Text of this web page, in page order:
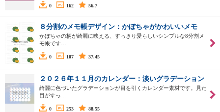
0 162 56.7
８分割のメモ帳デザイン：かぼちゃがかわいいメモ
かぼちゃの柄が綺麗に映える、すっきり愛らしいシンプルな8分割メ
モ帳です…
0 107 37.45
２０２６年１１月のカレンダー：淡いグラデーション
綺麗に色づいたグラデーションが目を引くカレンダー素材です。見た
目がすっ…
0 253 88.55